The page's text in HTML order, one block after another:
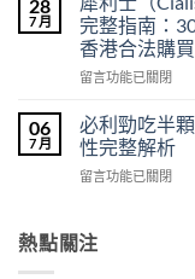
雙
效
犀
利
效
果
怎
麼
作
及
樂
威
壯
裡
買？
年
齡
不
必
利
勁
POXET-
泊
西
汀
Dapoxetine）
用
28
7 月
完整指南：
香港合法購買
在
利
士
（Cialis
犀
他
留言功能已關閉
06
7 月
必利勁吃半
性完整解析
在
勁
吃
留言功能已關閉
熱點關注